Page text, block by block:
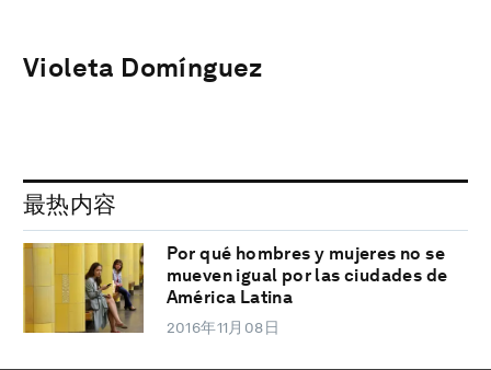
Violeta Domínguez
最热内容
Por qué hombres y mujeres no se
mueven igual por las ciudades de
América Latina
2016年11月08日